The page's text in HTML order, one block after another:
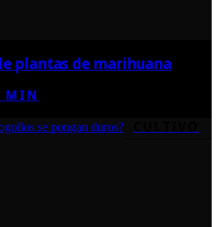
plantas de marihuana
MIN